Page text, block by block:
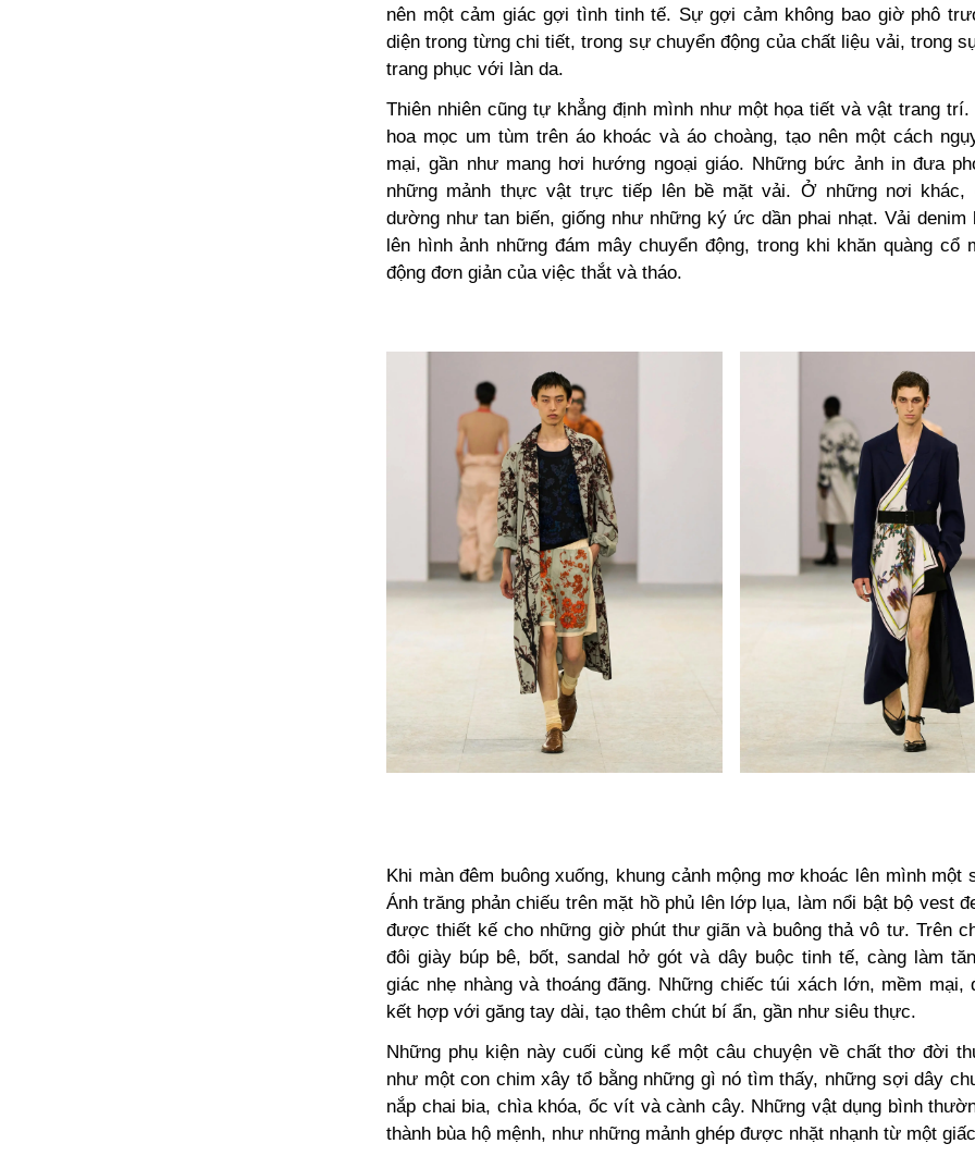
nên một cảm giác gợi tình tinh tế. Sự gợi cảm không bao giờ phô
diện trong từng chi tiết, trong sự chuyển động của chất liệu vải, trong
trang phục với làn da.
Thiên nhiên cũng tự khẳng định mình như một họa tiết và vật trang trí.
hoa mọc um tùm trên áo khoác và áo choàng, tạo nên một cách
mại, gần như mang hơi hướng ngoại giáo. Những bức ảnh in đưa
những mảnh thực vật trực tiếp lên bề mặt vải. Ở những nơi khác,
dường như tan biến, giống như những ký ức dần phai nhạt. Vải denim
lên hình ảnh những đám mây chuyển động, trong khi khăn quàng cổ
động đơn giản của việc thắt và tháo.
Khi màn đêm buông xuống, khung cảnh mộng mơ khoác lên mình một
Ánh trăng phản chiếu trên mặt hồ phủ lên lớp lụa, làm nổi bật bộ vest
được thiết kế cho những giờ phút thư giãn và buông thả vô tư. Trên
đôi giày búp bê, bốt, sandal hở gót và dây buộc tinh tế, càng làm
giác nhẹ nhàng và thoáng đãng. Những chiếc túi xách lớn, mềm mại,
kết hợp với găng tay dài, tạo thêm chút bí ẩn, gần như siêu thực.
Những phụ kiện này cuối cùng kể một câu chuyện về chất thơ đời
như một con chim xây tổ bằng những gì nó tìm thấy, những sợi dây
nắp chai bia, chìa khóa, ốc vít và cành cây. Những vật dụng bình
thành bùa hộ mệnh, như những mảnh ghép được nhặt nhạnh từ một